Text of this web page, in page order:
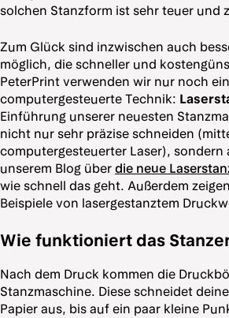
solchen Stanzform ist sehr teuer und
Zum Glück sind inzwischen auch
möglich, die schneller und
PeterPrint verwenden wir nur noch
computergesteuerte Technik:
Einführung unserer neuesten
nicht nur sehr präzise schneiden
computergesteuerter Laser), sondern
unserem Blog über die neue
wie schnell das geht. Außerdem
Beispiele von lasergestanztem
Wie funktioniert das
Nach dem Druck kommen die
Stanzmaschine. Diese schneidet
Papier aus, bis auf ein paar kleine